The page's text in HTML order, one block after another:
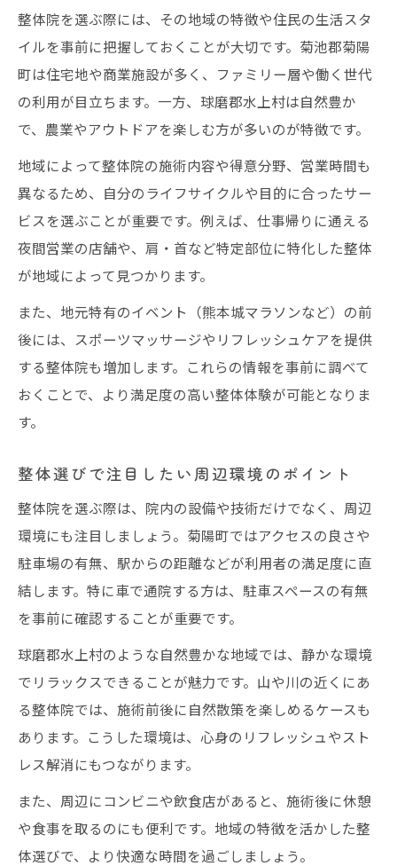
整体院を選ぶ際には、その地域の特徴や住民の生活スタ
イルを事前に把握しておくことが大切です。菊池郡菊陽
町は住宅地や商業施設が多く、ファミリー層や働く世代
の利用が目立ちます。一方、球磨郡水上村は自然豊か
で、農業やアウトドアを楽しむ方が多いのが特徴です。
地域によって整体院の施術内容や得意分野、営業時間も
異なるため、自分のライフサイクルや目的に合ったサー
ビスを選ぶことが重要です。例えば、仕事帰りに通える
夜間営業の店舗や、肩・首など特定部位に特化した整体
が地域によって見つかります。
また、地元特有のイベント（熊本城マラソンなど）の前
後には、スポーツマッサージやリフレッシュケアを提供
する整体院も増加します。これらの情報を事前に調べて
おくことで、より満足度の高い整体体験が可能となりま
す。
整体選びで注目したい周辺環境のポイント
整体院を選ぶ際は、院内の設備や技術だけでなく、周辺
環境にも注目しましょう。菊陽町ではアクセスの良さや
駐車場の有無、駅からの距離などが利用者の満足度に直
結します。特に車で通院する方は、駐車スペースの有無
を事前に確認することが重要です。
球磨郡水上村のような自然豊かな地域では、静かな環境
でリラックスできることが魅力です。山や川の近くにあ
る整体院では、施術前後に自然散策を楽しめるケースも
あります。こうした環境は、心身のリフレッシュやスト
レス解消にもつながります。
また、周辺にコンビニや飲食店があると、施術後に休憩
や食事を取るのにも便利です。地域の特徴を活かした整
体選びで、より快適な時間を過ごしましょう。